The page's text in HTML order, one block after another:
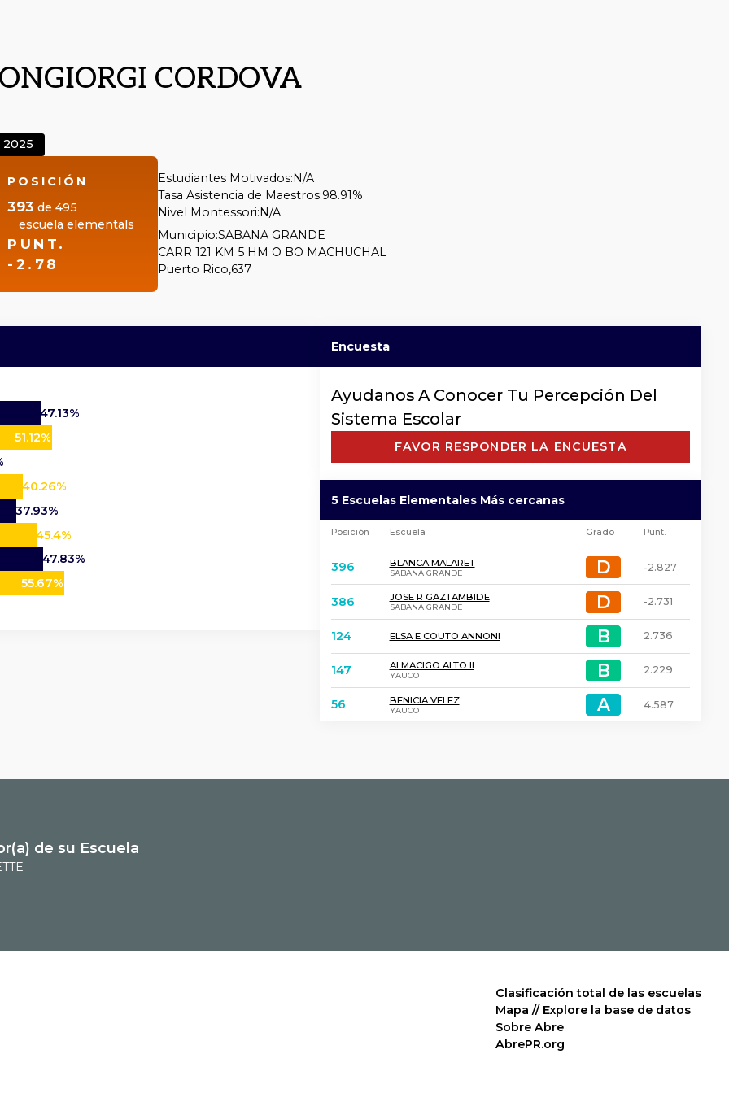
CORDOVA
2025
POSICIÓN
393 de495
escuela elementals
PUNT.
-2.78
Estudiantes Motivados:N/A
Tasa Asistencia de Maestros:98.91%
Nivel Montessori:N/A
Municipio:SABANA GRANDE
CARR 121 KM 5 HM O BO MACHUCHAL
Puerto Rico,637
47.13%
51.12%
40.26%
37.93%
45.4%
47.83%
55.67%
Encuesta
Ayudanos A Conocer Tu Percepción Del
Sistema Escolar
FAVOR RESPONDER LA ENCUESTA
5 Escuelas Elementales Más cercanas
Posición Escuela Grado Punt.
396 BLANCA MALARET
SABANA GRANDE D
D -2.827
386 JOSE R GAZTAMBIDE
SABANA GRANDE D
D -2.731
124 ELSA E COUTO ANNONI B
B 2.736
147 ALMACIGO ALTO II
YAUCO B
B 2.229
56 BENICIA VELEZ
YAUCO A
A 4.587
de su Escuela
Clasificación total de las escuelas
Mapa // Explore la base de datos
Sobre Abre
AbrePR.org